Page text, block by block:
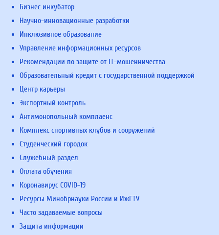
Бизнес инкубатор
Научно-инновационные разработки
Инклюзивное образование
Управление информационных ресурсов
Рекомендации по защите от IT-мошенничества
Образовательный кредит с государственной поддержкой
Центр карьеры
Экспортный контроль
Антимонопольный комплаенс
Комплекс спортивных клубов и сооружений
Студенческий городок
Служебный раздел
Оплата обучения
Коронавирус COVID-19
Ресурсы Минобрнауки России и ИжГТУ
Часто задаваемые вопросы
Защита информации